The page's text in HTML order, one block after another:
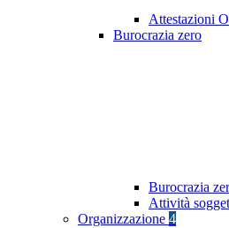
Attestazioni
Burocrazia zero
Burocrazia
Attività
Organizzazione 4